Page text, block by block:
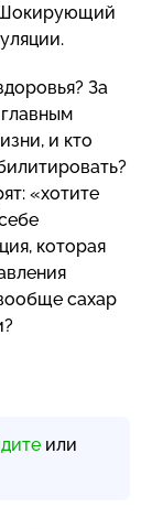
Шокирующий
За
и кто
«хотите
которая
сахар
или